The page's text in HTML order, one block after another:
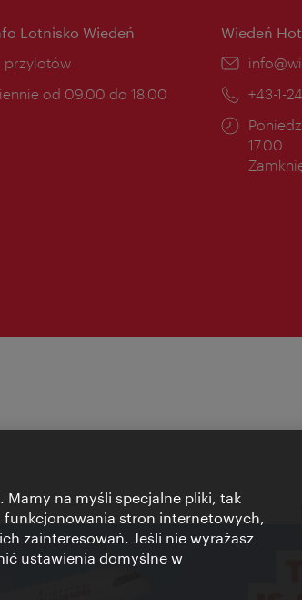
Lotnisko Wiedeń
przylotów
od 09.00 do 18.00
Wiedeń
E-
Telefon:
+43-1-
otwarcia:
17.00
Mamy na myśli specjalne pliki, tak
funkcjonowania stron internetowych,
zainteresowań. Jeśli nie wyrażasz
ustawienia domyślne w